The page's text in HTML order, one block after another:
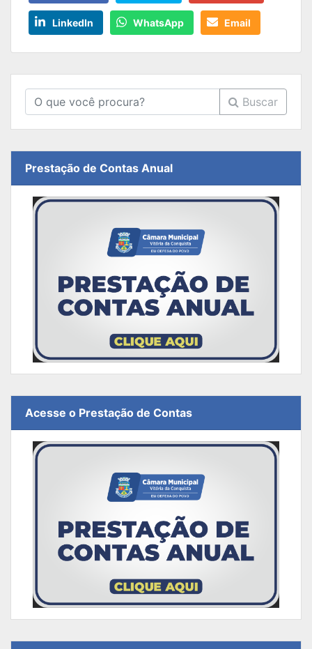
LinkedIn WhatsApp Email
Buscar
Prestação de Contas Anual
Acesse o Prestação de Contas